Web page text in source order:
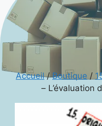
Accueil/Boutique /
– L’évaluation